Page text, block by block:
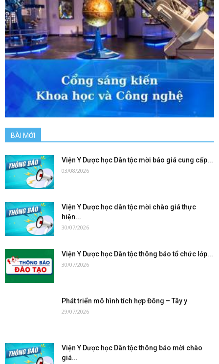
BÀI MỚI
Viện Y Dược học Dân tộc mời báo giá cung cấp...
03/08/2026
Viện Y Dược học dân tộc mời chào giá thực
hiện...
30/07/2026
Viện Y Dược học Dân tộc thông báo tổ chức lớp...
30/07/2026
Phát triển mô hình tích hợp Đông – Tây y
29/07/2026
Viện Y Dược học Dân tộc thông báo mời chào
giá...